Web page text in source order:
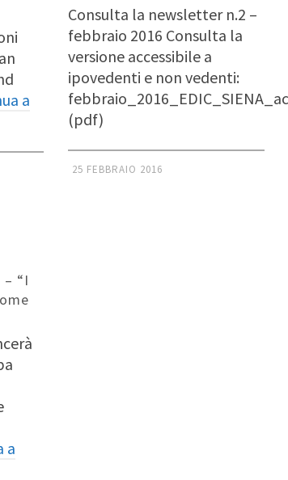
a
Consulta la newsletter n.2 –
febbraio 2016 Consulta la
versione accessibile a
ipovedenti e non vedenti:
(pdf)
25 FEBBRAIO 2016
“I
a